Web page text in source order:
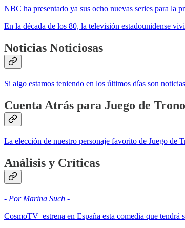
NBC ha presentado ya sus ocho nuevas series para la
En la década de los 80, la televisión estadounidense
Noticias Noticiosas
Si algo estamos teniendo en los últimos días son
Cuenta Atrás para Juego de
La elección de nuestro personaje favorito de Juego de
Análisis y Críticas
- Por Marina Such -
CosmoTV estrena en España esta comedia que tendrá